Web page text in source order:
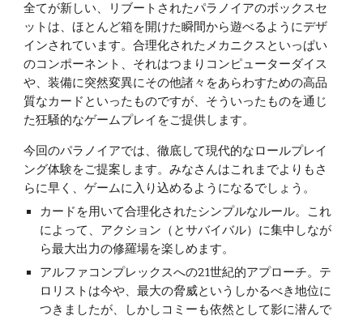
全てが新しい、リブートされたパラノイアのボックスセ
ットは、ほとんど箱を開けた瞬間から遊べるようにデザ
インされています。合理化されたメカニクスといっぱい
のコンポーネント、それはつまりコンピューターダイス
や、装備に突然変異にその他諸々をあらわすための高品
質なカードといったものですが、そういったものを通じ
た狂騒的なゲームプレイをご提供します。
今回のパラノイアでは、徹底して現代的なロールプレイ
ング体験をご提案します。みなさんはこれまでよりもさ
らに早く、ゲームに入り込めるようになるでしょう。
カードを用いて合理化されたシンプルなルール。これ
によって、アクション（とサバイバル）に集中しなが
ら最大出力の修羅場を楽しめます。
アルファコンプレックスへの21世紀的アプローチ。テ
ロリストは今や、最大の脅威というしかるべき地位に
つきましたが、しかしコミーも依然として影に潜んで